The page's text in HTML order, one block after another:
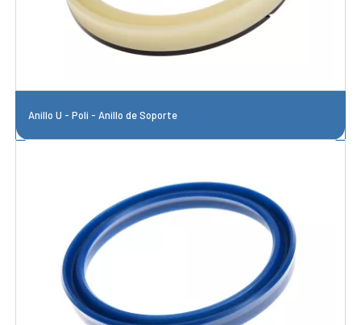
Anillo U - Poli - Anillo de Soporte